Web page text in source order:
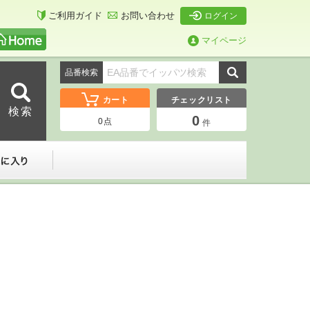
ご利用ガイド お問い合わせ ログイン
マイページ
品番検索
カート
0点
チェックリスト
0 件